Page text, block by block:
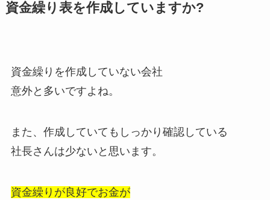
資金繰り表を作成していますか?
資金繰りを作成していない会社
意外と多いですよね。
また、作成していてもしっかり確認している
社長さんは少ないと思います。
資金繰りが良好でお金が